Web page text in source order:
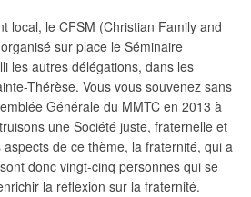
local, le CFSM (Christian Family and
sur place le Séminaire
les autres délégations, dans les
Thérèse. Vous vous souvenez sans
Générale du MMTC en 2013 à
une Société juste, fraternelle et
aspects de ce thème, la fraternité, qui a
donc vingt-cinq personnes qui se
la réflexion sur la fraternité.